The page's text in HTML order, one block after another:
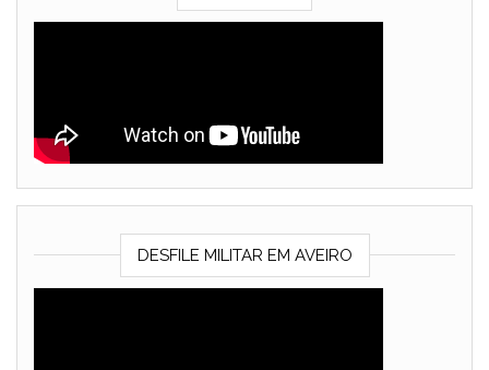
DESFILE MILITAR EM AVEIRO